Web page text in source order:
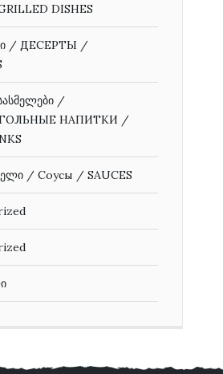
DISHES
/ ДЕСЕРТЫ /
/
НАПИТКИ /
/ Соусы / SAUCES